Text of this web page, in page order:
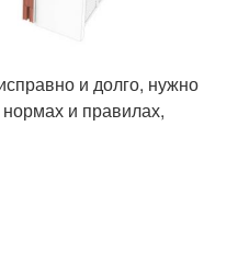
и долго, нужно
и правилах,